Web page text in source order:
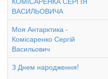
ВАСИЛЬОВИЧА
Моя Антарктика -
Комісаренко Сергій
Васильович
З Днем народження!